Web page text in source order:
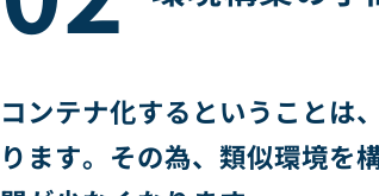
コンテナ化するということ
ります。その為、類似環境を